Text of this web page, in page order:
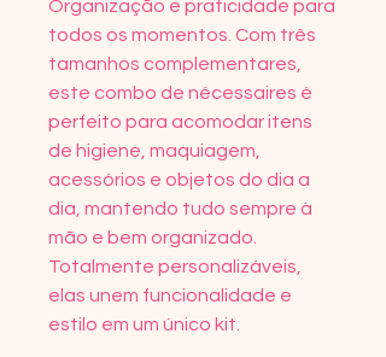
Organização e praticidade para
todos os momentos. Com três
tamanhos complementares,
este combo de nécessaires é
perfeito para acomodar itens
de higiene, maquiagem,
acessórios e objetos do dia a
dia, mantendo tudo sempre à
mão e bem organizado.
Totalmente personalizáveis,
elas unem funcionalidade e
estilo em um único kit.